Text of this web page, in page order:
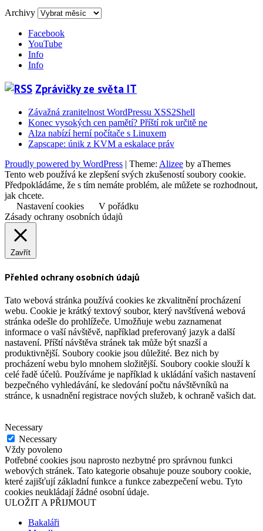
Archivy
Facebook
YouTube
Info
Info
Zprávičky ze světa IT
Závažná zranitelnost WordPressu XSS2Shell
Konec vysokých cen pamětí? Příští rok určitě ne
Alza nabízí herní počítače s Linuxem
Zapscape: únik z KVM a eskalace práv
Proudly powered by WordPress | Theme: Alizee by aThemes
Tento web používá ke zlepšení svých zkušeností soubory cookie.
Předpokládáme, že s tím nemáte problém, ale můžete se rozhodnout,
jak chcete.
Nastavení cookies
V pořádku
Zásady ochrany osobních údajů
Zavřít
Přehled ochrany osobních údajů
Tato webová stránka používá cookies ke zkvalitnění procházení
webu. Cookie je krátký textový soubor, který navštívená webová
stránka odešle do prohlížeče. Umožňuje webu zaznamenat
informace o vaší návštěvě, například preferovaný jazyk a další
nastavení. Příští návštěva stránek tak může být snazší a
produktivnější. Soubory cookie jsou důležité. Bez nich by
procházení webu bylo mnohem složitější. Soubory cookie slouží k
celé řadě účelů. Používáme je například k ukládání vašich nastavení
bezpečného vyhledávání, ke sledování počtu návštěvníků na
stránce, k usnadnění registrace nových služeb, k ochraně vašich dat.
Necessary
Necessary
Vždy povoleno
Potřebné cookies jsou naprosto nezbytné pro správnou funkci
webových stránek. Tato kategorie obsahuje pouze soubory cookie,
které zajišťují základní funkce a funkce zabezpečení webu. Tyto
cookies neukládají žádné osobní údaje.
ULOŽIT A PŘIJMOUT
Bakaláři